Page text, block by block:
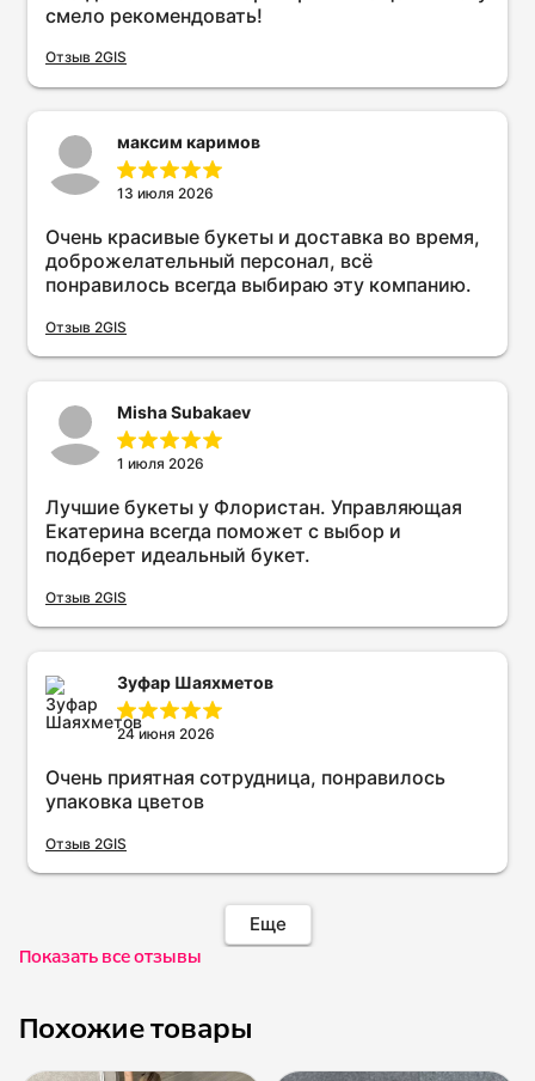
смело рекомендовать!
Отзыв 2GIS
максим каримов
13 июля 2026
Очень красивые букеты и доставка во время,
доброжелательный персонал, всё
понравилось всегда выбираю эту компанию.
Отзыв 2GIS
Misha Subakaev
1 июля 2026
Лучшие букеты у Флористан. Управляющая
Екатерина всегда поможет с выбор и
подберет идеальный букет.
Отзыв 2GIS
Зуфар Шаяхметов
24 июня 2026
Очень приятная сотрудница, понравилось
упаковка цветов
Отзыв 2GIS
Еще
Показать все отзывы
Похожие товары